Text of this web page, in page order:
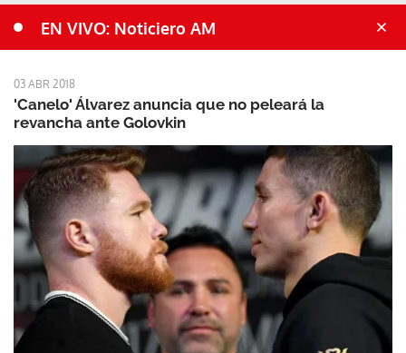
EN VIVO: Noticiero AM
03 ABR 2018
'Canelo' Álvarez anuncia que no peleará la
revancha ante Golovkin